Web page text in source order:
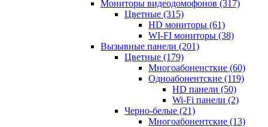
Мониторы видеодомофонов (317)
Цветные (315)
HD мониторы (61)
WI-FI мониторы (38)
Вызывные панели (201)
Цветные (179)
Многоабоненсткие (60)
Одноабонентские (119)
HD панели (50)
Wi-Fi панели (2)
Черно-белые (21)
Многоабонентские (13)